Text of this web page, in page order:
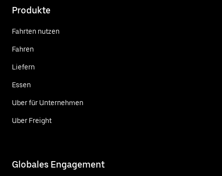
Produkte
Fahrten nutzen
Fahren
Liefern
Essen
Uber für Unternehmen
Uber Freight
Globales Engagement